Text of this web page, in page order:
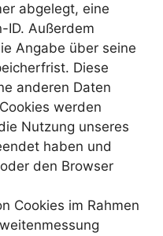
abgelegt, eine
ID. Außerdem
Angabe über seine
Diese
anderen Daten
werden
Nutzung unseres
haben und
den Browser
Cookies im Rahmen